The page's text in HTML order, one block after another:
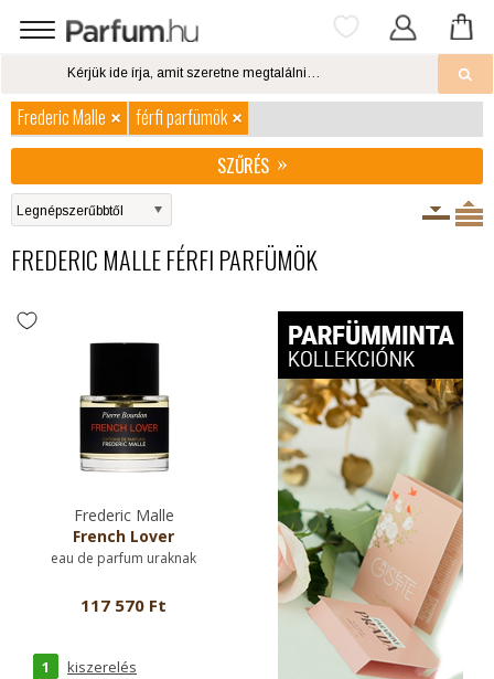
Frederic Malle
férfi parfümök
SZŰRÉS
FREDERIC MALLE FÉRFI PARFÜMÖK
Frederic Malle
French Lover
eau de parfum uraknak
117 570 Ft
1 kiszerelés